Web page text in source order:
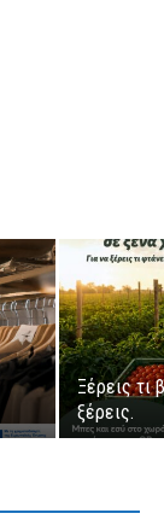
Ξέρεις τι
ξέρεις.